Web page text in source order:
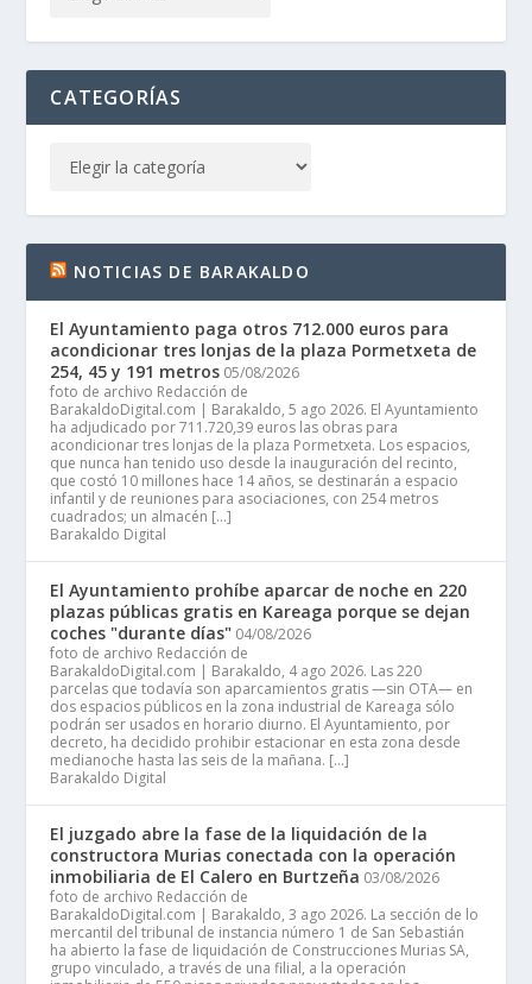
CATEGORÍAS
NOTICIAS DE BARAKALDO
El Ayuntamiento paga otros 712.000 euros para
acondicionar tres lonjas de la plaza Pormetxeta de
254, 45 y 191 metros 05/08/2026
foto de archivo Redacción de
BarakaldoDigital.com | Barakaldo, 5 ago 2026. El Ayuntamiento
ha adjudicado por 711.720,39 euros las obras para
acondicionar tres lonjas de la plaza Pormetxeta. Los espacios,
que nunca han tenido uso desde la inauguración del recinto,
que costó 10 millones hace 14 años, se destinarán a espacio
infantil y de reuniones para asociaciones, con 254 metros
cuadrados; un almacén […]
Barakaldo Digital
El Ayuntamiento prohíbe aparcar de noche en 220
plazas públicas gratis en Kareaga porque se dejan
coches "durante días" 04/08/2026
foto de archivo Redacción de
BarakaldoDigital.com | Barakaldo, 4 ago 2026. Las 220
parcelas que todavía son aparcamientos gratis —sin OTA— en
dos espacios públicos en la zona industrial de Kareaga sólo
podrán ser usados en horario diurno. El Ayuntamiento, por
decreto, ha decidido prohibir estacionar en esta zona desde
medianoche hasta las seis de la mañana. […]
Barakaldo Digital
El juzgado abre la fase de la liquidación de la
constructora Murias conectada con la operación
inmobiliaria de El Calero en Burtzeña 03/08/2026
foto de archivo Redacción de
BarakaldoDigital.com | Barakaldo, 3 ago 2026. La sección de lo
mercantil del tribunal de instancia número 1 de San Sebastián
ha abierto la fase de liquidación de Construcciones Murias SA,
grupo vinculado, a través de una filial, a la operación